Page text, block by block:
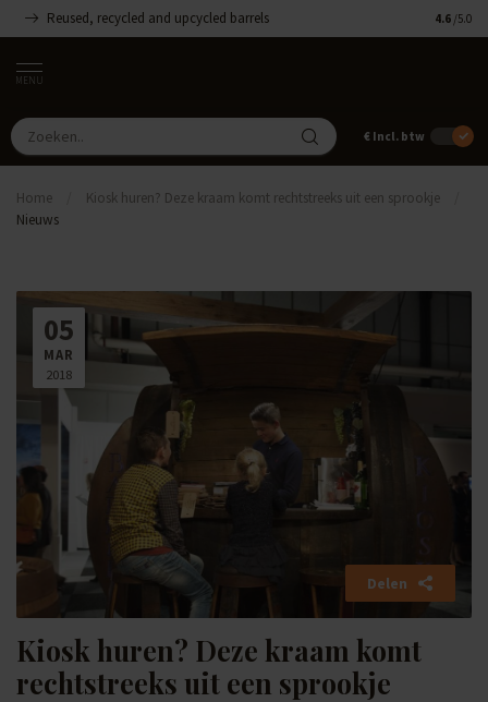
Reused, recycled and upcycled barrels 4.6 /5.0
MENU
€ Incl. btw
Home Kiosk huren? Deze kraam komt rechtstreeks uit een sprookje
Nieuws
05
MAR
2018
Delen
Kiosk huren? Deze kraam komt
rechtstreeks uit een sprookje